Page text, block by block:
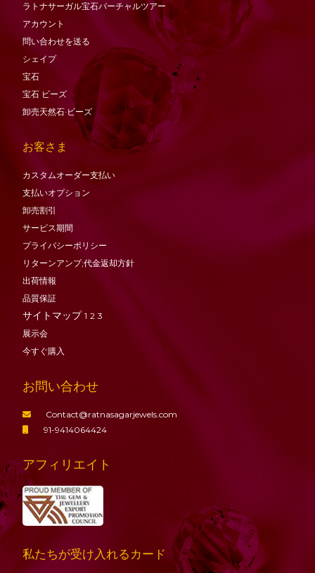
ラトナサーガル宝石バーチャ​​ルツアー
アカウント
問い合わせを送る
シェイプ
宝石
宝石 ビーズ
卸売天然石·ビーズ
お客さま
カスタムオーダー支払い
支払いオプション
卸売割引
サービス期間
プライバシーポリシー
リターンアンプ;代金返却方針
出荷情報
品質保証
サイトマップ 1 2 3
展示会
今すぐ購入
お問い合わせ
Contact@ratnasagarjewels.com
91-9414064424
アフィリエイト
私たちが受け入れるカード